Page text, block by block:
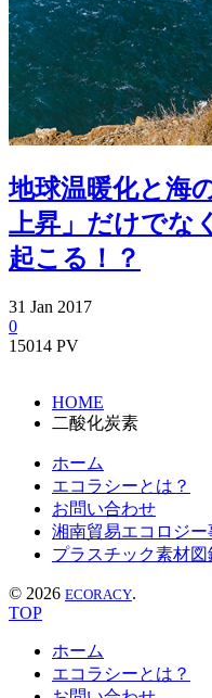
地球温暖化と海
上昇」だけでな
起こる！？
31 Jan 2017
0
15014 PV
HOME
二酸化炭素
ホーム
エコラシーとは？
お問い合わせ
湘南貿易エコロジー
プラスチック素材図
© 2026 ECORACY.
TOP
ホーム
エコラシーとは？